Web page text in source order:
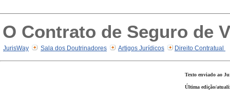
O Contrato de Seguro de
JurisWay Sala dos Doutrinadores Artigos Jurídicos Direito Contratual
Texto enviado ao
Última edição/